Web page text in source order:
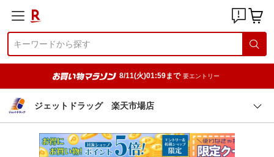
8/11(火)01:59まで 要エントリー
ジェットドラッグ 楽天市場店